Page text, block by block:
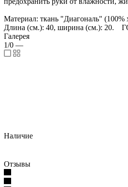
Материал: ткань "Диагональ" (100%
Длина (см.): 40, ширина (см.): 20.
Галерея
1/0 —
Наличие
Отзывы